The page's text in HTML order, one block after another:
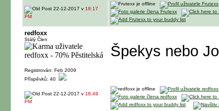
22-12-2017 v 18:17
PM
redfoxx
Stálý Člen
Registrován: Feb 2009
Příspěvků: 40
Špekys nebo
22-12-2017 v 18:49
PM